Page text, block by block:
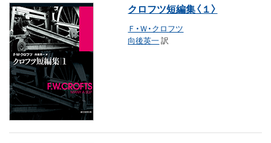
クロフツ短編集〈１〉
Ｆ・Ｗ・クロフツ
向後英一訳